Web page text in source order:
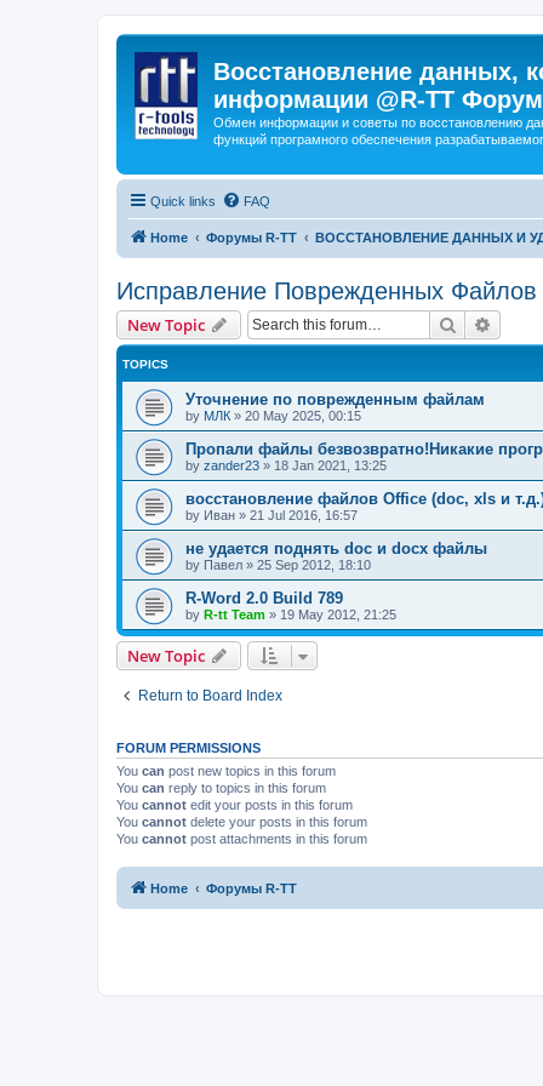
Восстановление данных,
информации @R-TT Форум
Обмен информации и советы по восстановлению
функций програмного обеспечения
Quick links FAQ
Home Форумы R-TT ВОССТАНОВЛЕНИЕ ДАННЫХ И
Исправление Поврежденных Файлов
New Topic Search
TOPICS
Уточнение по поврежденным файлам
by МЛК » 20 May 2025, 00:15
Пропали файлы безвозвратно!Никакие
by zander23 » 18 Jan 2021, 13:25
восстановление файлов Office (doc, xls и
by Иван » 21 Jul 2016, 16:57
не удается поднять doc и docx файлы
by Павел » 25 Sep 2012, 18:10
R-Word 2.0 Build 789
by R-tt Team » 19 May 2012, 21:25
New Topic
Return to Board Index
FORUM PERMISSIONS
You can post new topics in this forum
You can reply to topics in this forum
You cannot edit your posts in this forum
You cannot delete your posts in this forum
You cannot post attachments in this forum
Home Форумы R-TT